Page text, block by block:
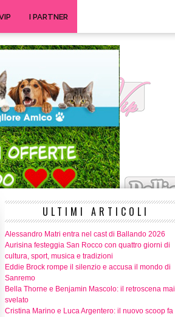
I PARTNER
ULTIMI ARTICOLI
Alessandro Matri entra nel cast di Ballando 2026
Aurisina festeggia San Rocco con quattro giorni di
cultura, sport, musica e tradizioni
Eddie Brock rompe il silenzio e accusa il mondo di
Sanremo
Bella Thorne e Benjamin Mascolo: il retroscena mai
svelato
Cristina Marino e Luca Argentero: il nuovo scoop fa